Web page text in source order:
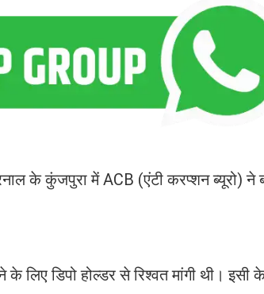
के कुंजपुरा में ACB (एंटी करप्शन ब्यूरो) ने
लिए डिपो होल्डर से रिश्वत मांगी थी। इसी